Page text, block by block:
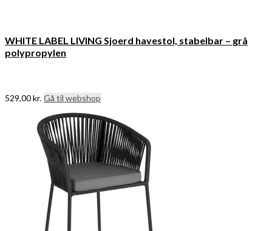
WHITE LABEL LIVING Sjoerd havestol, stabelbar – grå
polypropylen
529,00kr. Gå til webshop